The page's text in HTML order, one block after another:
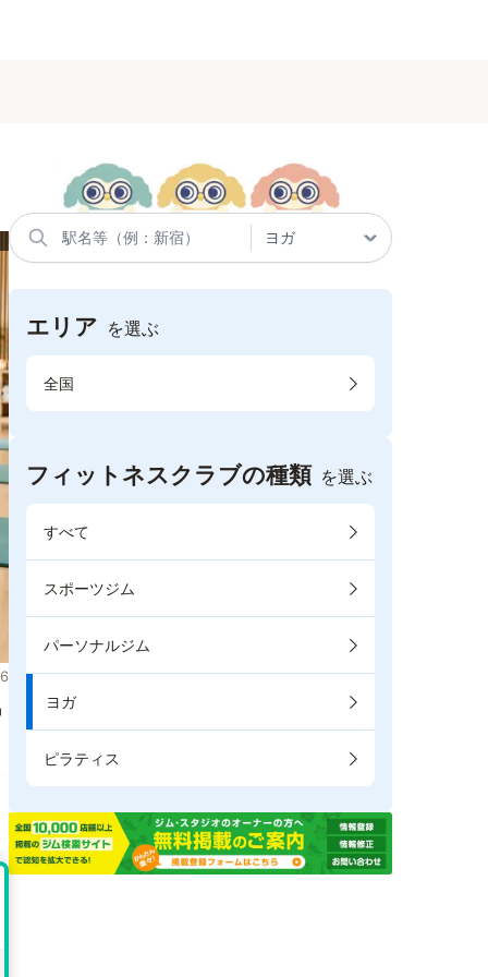
エリア を選ぶ
全国
フィットネスクラブの種類 を選ぶ
すべて
スポーツジム
パーソナルジム
ヨガ
ピラティス